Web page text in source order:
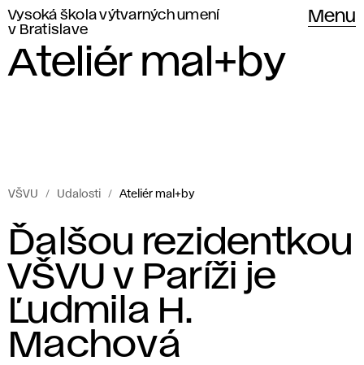
Vysoká škola výtvarných umení
v Bratislave
Menu
Ateliér mal+by
VŠVU Udalosti Ateliér mal+by
A
t
e
l
Udalosti
Vysokej
školy
výtvarných
umení
v Bratislave.
Ďalšou rezidentkou
VŠVU v Paríži je
Ľudmila H.
Machová